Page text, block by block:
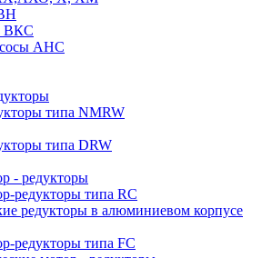
ВКС
АНС
типа NMRW
типа DRW
- редукторы
редукторы типа RC
редукторы в алюминиевом корпусе
редукторы типа FC